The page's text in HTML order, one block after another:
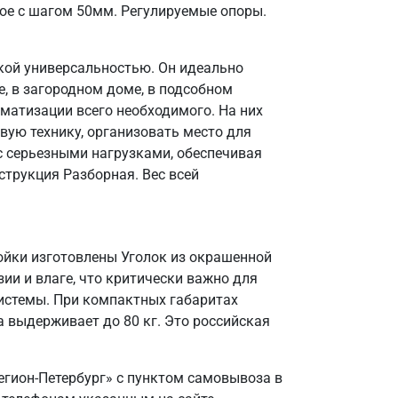
с шагом 50мм. Регулируемые опоры.
универсальностью. Он идеально
в загородном доме, в подсобном
всего необходимого. На них
технику, организовать место для
серьезными нагрузками, обеспечивая
Разборная. Вес всей
изготовлены Уголок из окрашенной
и влаге, что критически важно для
При компактных габаритах
до 80 кг. Это российская
Петербург» с пунктом самовывоза в